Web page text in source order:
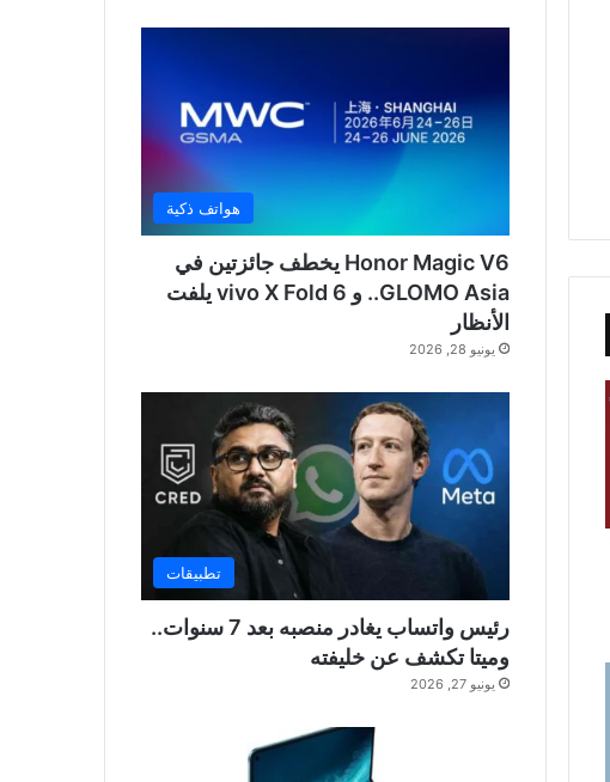
هواتف ذكية
Honor Magic V6 يخطف جائزتين في
GLOMO Asia.. و vivo X Fold 6 يلفت
الأنظار
يونيو 28, 2026
تطبيقات
رئيس واتساب يغادر منصبه بعد 7 سنوات..
وميتا تكشف عن خليفته
يونيو 27, 2026